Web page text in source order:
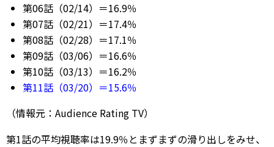
第06話（02/14）＝16.9％
第07話（02/21）＝17.4％
第08話（02/28）＝17.1％
第09話（03/06）＝16.6％
第10話（03/13）＝16.2％
第11話（03/20）＝15.6％
（情報元：Audience Rating TV）
第1話の平均視聴率は19.9％とまずまずの滑り出しをみせ、